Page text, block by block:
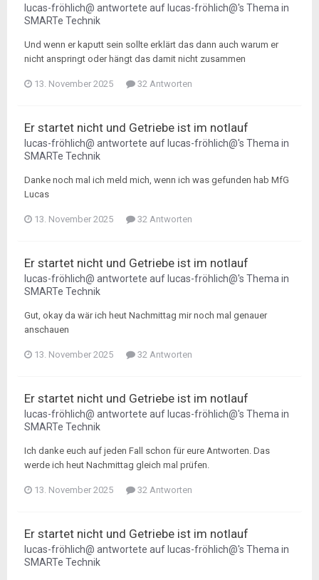
lucas-fröhlich@ antwortete auf lucas-fröhlich@'s Thema in
SMARTe Technik
Und wenn er kaputt sein sollte erklärt das dann auch warum er
nicht anspringt oder hängt das damit nicht zusammen
13. November 2025 32 Antworten
Er startet nicht und Getriebe ist im notlauf
lucas-fröhlich@ antwortete auf lucas-fröhlich@'s Thema in
SMARTe Technik
Danke noch mal ich meld mich, wenn ich was gefunden hab MfG
Lucas
13. November 2025 32 Antworten
Er startet nicht und Getriebe ist im notlauf
lucas-fröhlich@ antwortete auf lucas-fröhlich@'s Thema in
SMARTe Technik
Gut, okay da wär ich heut Nachmittag mir noch mal genauer
anschauen
13. November 2025 32 Antworten
Er startet nicht und Getriebe ist im notlauf
lucas-fröhlich@ antwortete auf lucas-fröhlich@'s Thema in
SMARTe Technik
Ich danke euch auf jeden Fall schon für eure Antworten. Das
werde ich heut Nachmittag gleich mal prüfen.
13. November 2025 32 Antworten
Er startet nicht und Getriebe ist im notlauf
lucas-fröhlich@ antwortete auf lucas-fröhlich@'s Thema in
SMARTe Technik